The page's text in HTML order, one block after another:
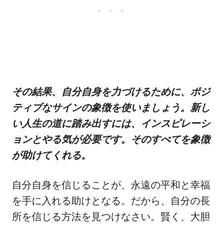
その結果、自分自身を力づけるために、ポジ
ティブなサインの象徴を使いましょう。新し
い人生の道に踏み出すには、インスピレーシ
ョンとやる気が必要です。そのすべてを象徴
が助けてくれる。
自分自身を信じることが、永遠の平和と幸福
を手に入れる助けとなる。だから、自分の長
所を信じる方法を見つけなさい。賢く、大胆